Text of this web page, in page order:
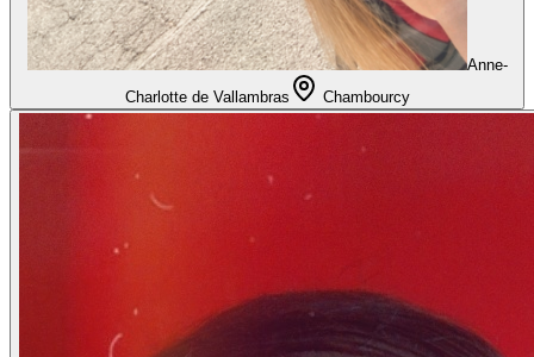
Anne-
Charlotte de Vallambras
Chambourcy